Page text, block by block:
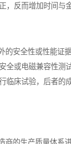
，反而增加时间与
安全性或性能证
全或电磁兼容性测
临床试验，后者的